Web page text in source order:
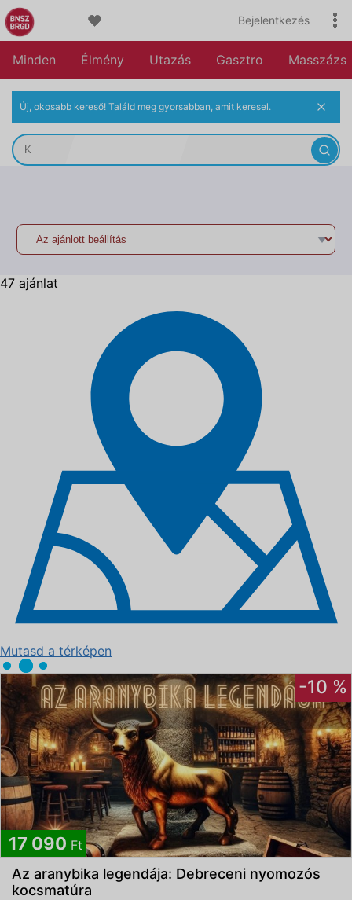
Bejelentkezés
Minden Élmény Utazás Gasztro Masszázs
Új, okosabb kereső! Találd meg gyorsabban, amit keresel.
47 ajánlat
Mutasd a térképen
-10 %
17 090 Ft
Az aranybika legendája: Debreceni nyomozós
kocsmatúra